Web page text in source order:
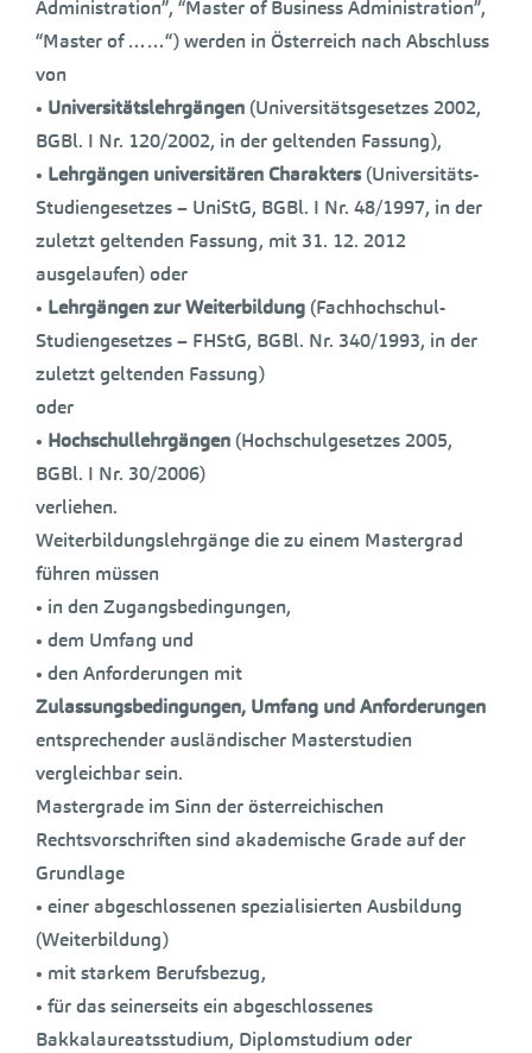
Administration”, “Master of Business Administration”,
“Master of ……“) werden in Österreich nach Abschluss
von
• Universitätslehrgängen (Universitätsgesetzes 2002,
BGBl. I Nr. 120/2002, in der geltenden Fassung),
• Lehrgängen universitären Charakters(Universitäts-
Studiengesetzes – UniStG, BGBl. I Nr. 48/1997, in der
zuletzt geltenden Fassung, mit 31. 12. 2012
ausgelaufen) oder
• Lehrgängen zur Weiterbildung (Fachhochschul-
Studiengesetzes – FHStG, BGBl. Nr. 340/1993, in der
zuletzt geltenden Fassung)
oder
• Hochschullehrgängen (Hochschulgesetzes 2005,
BGBl. I Nr. 30/2006)
verliehen.
Weiterbildungslehrgänge die zu einem Mastergrad
führen müssen
• in den Zugangsbedingungen,
• dem Umfang und
• den Anforderungen mit
Zulassungsbedingungen, Umfang und Anforderungen
entsprechender ausländischer Masterstudien
vergleichbar sein.
Mastergrade im Sinn der österreichischen
Rechtsvorschriften sind akademische Grade auf der
Grundlage
• einer abgeschlossenen spezialisierten Ausbildung
(Weiterbildung)
• mit starkem Berufsbezug,
• für das seinerseits ein abgeschlossenes
Bakkalaureatsstudium, Diplomstudium oder